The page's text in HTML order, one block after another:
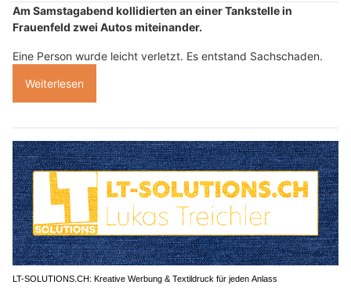
Am Samstagabend kollidierten an einer Tankstelle in
Frauenfeld zwei Autos miteinander.
Eine Person wurde leicht verletzt. Es entstand Sachschaden.
Weiterlesen
LT-SOLUTIONS.CH: Kreative Werbung & Textildruck für jeden Anlass